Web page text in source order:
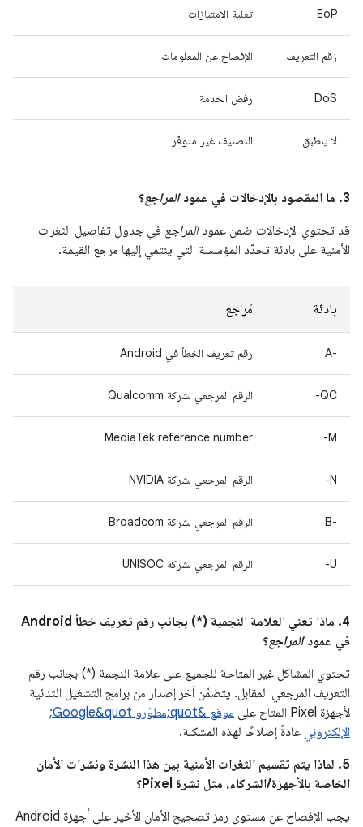
EoP تعلية الامتيازات
رقم التعريف الإفصاح عن المعلومات
DoS رفض الخدمة
لا ينطبق التصنيف غير متوفّر
3. ما المقصود بالإدخالات في عمود المراجع؟
قد تحتوي الإدخالات ضمن عمودالمراجع في جدول تفاصيل الثغرات
الأمنية على بادئة تحدّد المؤسسة التي ينتمي إليها مرجع القيمة.
بادئة مَراجع
A-‎ رقم تعريف الخطأ في Android
QC- الرقم المرجعي لشركة Qualcomm
M-
MediaTek reference number
N- الرقم المرجعي لشركة NVIDIA
B-‎ الرقم المرجعي لشركة Broadcom
U- الرقم المرجعي لشركة UNISOC
4. ماذا تعني العلامة النجمية (*) بجانب رقم تعريف خطأ Android
في عمودالمراجع؟
تحتوي المشاكل غير المتاحة للجميع على علامة النجمة (*) بجانب رقم
التعريف المرجعي المقابل. يتضمّن آخر إصدار من برامج التشغيل الثنائية
لأجهزة Pixel المتاح على
موقع &quot;مطوّرو Google&quot;
الإلكتروني عادةً إصلاحًا لهذه المشكلة.
5. لماذا يتم تقسيم الثغرات الأمنية بين هذا النشرة ونشرات الأمان
الخاصة بالأجهزة/الشركاء، مثل نشرة Pixel؟
يجب الإفصاح عن مستوى رمز تصحيح الأمان الأخير على أجهزة Android